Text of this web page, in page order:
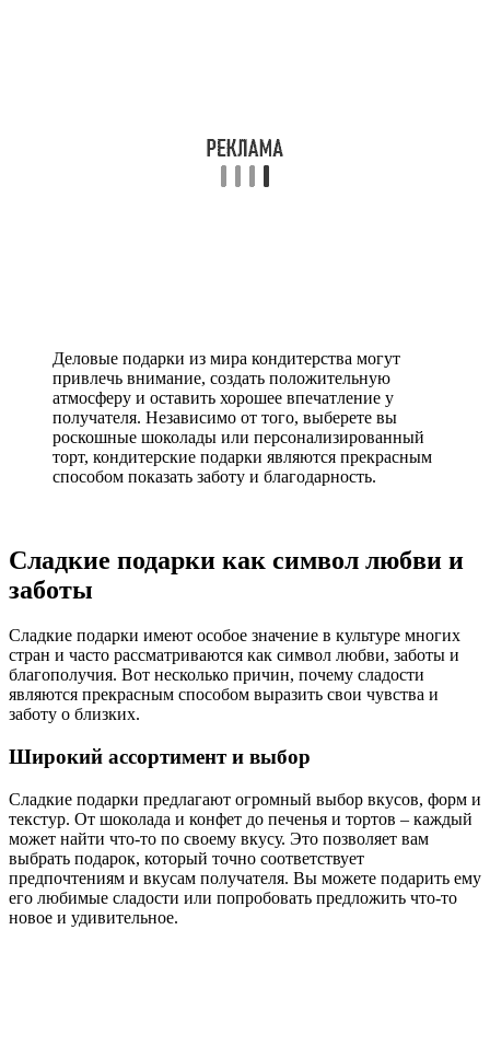
Деловые подарки из мира кондитерства могут
привлечь внимание, создать положительную
атмосферу и оставить хорошее впечатление у
получателя. Независимо от того, выберете вы
роскошные шоколады или персонализированный
торт, кондитерские подарки являются прекрасным
способом показать заботу и благодарность.
Сладкие подарки как символ любви и
заботы
Сладкие подарки имеют особое значение в культуре многих
стран и часто рассматриваются как символ любви, заботы и
благополучия. Вот несколько причин, почему сладости
являются прекрасным способом выразить свои чувства и
заботу о близких.
Широкий ассортимент и выбор
Сладкие подарки предлагают огромный выбор вкусов, форм и
текстур. От шоколада и конфет до печенья и тортов – каждый
может найти что-то по своему вкусу. Это позволяет вам
выбрать подарок, который точно соответствует
предпочтениям и вкусам получателя. Вы можете подарить ему
его любимые сладости или попробовать предложить что-то
новое и удивительное.